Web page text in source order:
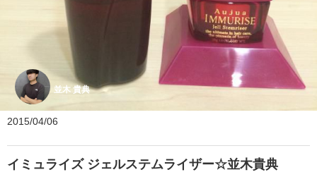
並木 貴典
2015/04/06
イミュライズ ジェルステムライザー☆並木貴典